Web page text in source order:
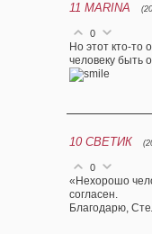
11 MARINA
0
Но этот кто-то
человеку быть
10 СВЕТИК
0
«Нехорошо
согласен.
Благодарю,